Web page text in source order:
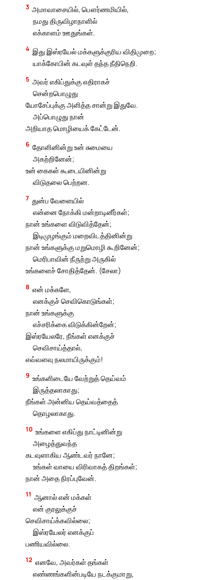
3 அமாவாசையில், பௌர்ணமியில்,
நமது திருவிழாநாளில்
எக்காளம் ஊதுங்கள்.
4 இது இஸ்ரயேல் மக்களுக்குரிய விதிமுறை;
யாக்கோபின் கடவுள் தந்த நீதிநெறி.
5 அவர் எகிப்துக்கு எதிராகச்
சென்றபொழுது
யோசேப்புக்கு அளித்த சான்று இதுவே.
அப்பொழுது நான்
அறியாத மொழியைக் கேட்டேன்.
6 தோளினின்று உன் சுமையை
அகற்றினேன்;
உன் கைகள் கூடையினின்று
விடுதலை பெற்றன.
7 துன்ப வேளையில்
என்னை நோக்கி மன்றாடினீர்கள்;
நான் உங்களை விடுவித்தேன்;
இடிமுழங்கும் மறைவிடத்தினின்று
நான் உங்களுக்கு மறுமொழி கூறினேன்;
மெரிபாவின் நீருற்று அருகில்
உங்களைச் சோதித்தேன். (சேலா)
8 என் மக்களே,
எனக்குச் செவிகொடுங்கள்;
நான் உங்களுக்கு
எச்சரிக்கை விடுக்கின்றேன்;
இஸ்ரயேலரே, நீங்கள் எனக்குச்
செவிசாய்த்தால்,
எவ்வளவு நலமாயிருக்கும்!
9 உங்களிடையே வேற்றுத் தெய்வம்
இருத்தலாகாது;
நீங்கள் அன்னிய தெய்வத்தைத்
தொழலாகாது.
10 உங்களை எகிப்து நாட்டினின்று
அழைத்துவந்த
கடவுளாகிய ஆண்டவர் நானே;
உங்கள் வாயை விரிவாகத் திறங்கள்;
நான் அதை நிரப்புவேன்.
11 ஆனால் என் மக்கள்
என் குரலுக்குச்
செவிசாய்க்கவில்லை;
இஸ்ரயேலர் எனக்குப்
பணியவில்லை.
12 எனவே, அவர்கள் தங்கள்
எண்ணங்களின்படியே நடக்குமாறு,